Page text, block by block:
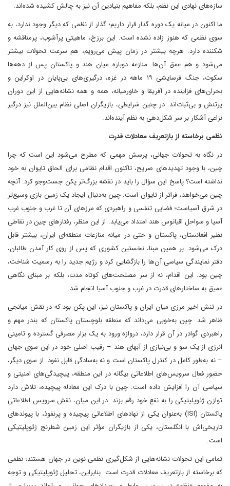
سازه‌های نهادی این نظم، بلکه مفاهیم بنیادین آن نیز به چالش کشیده شده‌اند.
ما اکنون در میانه‌ یک دوره‌ گذار قرار داریم؛ گذار از نظمی که دیگر وجود ندارد، به
سوی نظمی که هنوز زاده نشده است. این برزخ، ماهیتی پرآشوب، پرمناقشه و
شکننده دارد. هرچه بیشتر در زمان پیش می‌رویم، هم سرعت تحولات بیشتر
می‌شود و هم عمق آن‌ها. منازعه دوباره میان هند و پاکستان پس از دهه‌ها
سکوت، جنگ فرسایشی ۱۹ ماهه در غزه، درگیری‌های بی‌پایان در اوکراین و
بحران‌های فزاینده در آفریقا و خاورمیانه، همه و همه نشانه‌هایی از این دوران
پرتنش و بی‌ثبات‌اند. در چنین شرایطی، بازیگران اصلی نظام بین‌الملل نیز درگیر
نزاعی آشکار بر سر شکل‌دهی به نظم آینده‌اند.
نظمی برخاسته از بازتعریف معادلات قدرت
در نگاه به تحولات جهانی، پرسش مهمی که مطرح می‌شود این است که چرا
چین، با وجود تهدیدهای صریح، تاکنون اقدام نظامی برای الحاق تایوان به خود
نداشته است؟ پاسخ این سؤال را باید در نقشه بزرگ‌تر پکن جست‌وجو کرد. آنچه
چین می‌خواهد، فراتر از تایوان است. چین به‌دنبال ایجاد یک زمین بازی وسیع‌تر
در شرق آسیاست؛ فضایی تنفسی و راهبردی که مرزهای آن تا غرب و جنوب غرب
آسیا و سواحل اقیانوس هند امتداد می‌یابد. از این منظر، رفتارهای چین در نقاطی
نظیر افغانستان، پاکستان و حتی در میانه منازعات منطقه‌ای ایران، بیشتر قابل‌
درک‌ می‌شود. بر همین مبنا، نخستین کشوری که پس از روی کار آمدن طالبان،
دفتر نمایندگی سیاسی آن‌ها را بازگشایی کرد و رژیم جدید را به رسمیت شناخت،
چین بود. این اقدام، نه از سر مصلحت‌های کوتاه‌ مدت، بلکه بر مبنای نگاهی
عمیق به ساختارهای قدرت در غرب و جنوب آسیا انجام شد.
در تنش اخیر مرزی میان ایران و پاکستان نیز، این پکن بود که در نقش میانجی
ظاهر شد. چین به‌خوبی می‌داند که منطقه بلوچستان پاکستان که بندر مهم و
راهبردی گوادر در آن قرار دارد، دروازه ورود به یک بزار مصرفی گسترده و تامینی
انرژی از یک سو و بی‌نیازی از آبهای هند – رقیب اصلی خود در این سوی جهان
– نه به‌طور کامل در کنترل پاکستان است و نه به‌سادگی قابل نفوذ. از سوی دیگر،
حضور فعال سرویس‌های اطلاعاتی بیگانه در این منطقه، پیچیدگی‌های امنیتی و
سیاسی آن را افزایش داده است. چین با درک این معادله پیچیده، تلاش دارد
توازن ژئوپلیتیکی را به نفع خود رقم بزند. در این میان، نقش سرویس اطلاعاتی
پاکستان (ISI) به‌عنوان یکی از نهادهای اطلاعاتی پیچیده و پرنفوذ، با پیوندهای
تاریخی‌اش با انگلستان، یکی از بازیگران مؤثر این زمین شطرنج ژئوپلیتیکی
است.
تمامی این تحولات نشانه‌هایی از شکل‌گیری نظمی نوین در جهان هستند؛ نظمی
که برخاسته از بازتعریف معادلات قدرت است. بنابراین، تحلیل ژئوپلیتیکی و توجه